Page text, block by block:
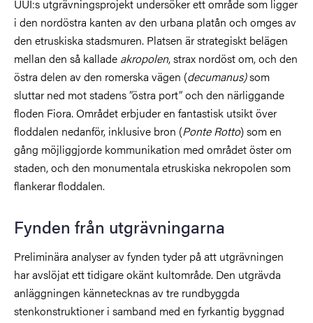
UUI:s utgrävningsprojekt undersöker ett område som ligger
i den nordöstra kanten av den urbana platån och omges av
den etruskiska stadsmuren. Platsen är strategiskt belägen
mellan den så kallade akropolen, strax nordöst om, och den
östra delen av den romerska vägen (decumanus)som
sluttar ned motstadens ”östra port”och den närliggande
floden Fiora. Området erbjuder en fantastisk utsikt över
floddalen nedanför, inklusive bron (Ponte Rotto) som en
gång möjliggjorde kommunikation med området öster om
staden, och den monumentala etruskiska nekropolen som
flankerar floddalen.
Fynden från utgrävningarna
Preliminära analyser av fynden tyder på att utgrävningen
har avslöjat ett tidigare okänt kultområde. Den utgrävda
anläggningen kännetecknas av tre rundbyggda
stenkonstruktioner i samband med en fyrkantig byggnad